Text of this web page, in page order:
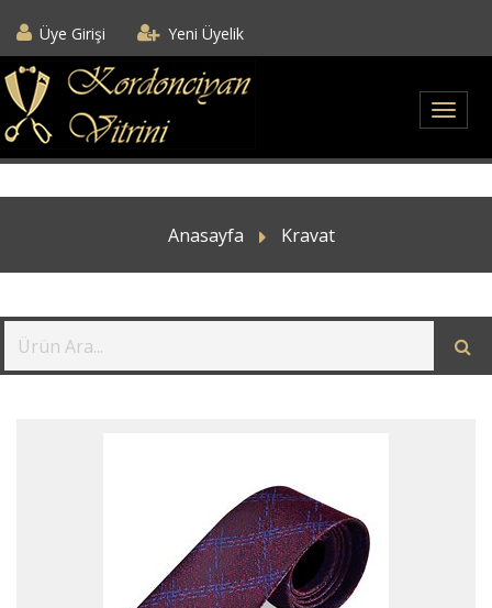
Üye Girişi Yeni Üyelik
Anasayfa Kravat